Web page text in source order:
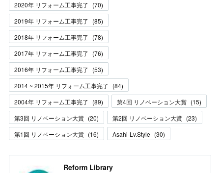
2020年 リフォーム工事完了
(70)
2019年 リフォーム工事完了
(85)
2018年 リフォーム工事完了
(78)
2017年 リフォーム工事完了
(76)
2016年 リフォーム工事完了
(53)
2014 ~ 2015年 リフォーム工事完了
(84)
2004年 リフォーム工事完了
(89) 第4回 リノベーション大賞 (15)
第3回 リノベーション大賞 (20) 第2回 リノベーション大賞 (23)
第1回 リノベーション大賞 (16) Asahi-Lv.Style (30)
Reform Library